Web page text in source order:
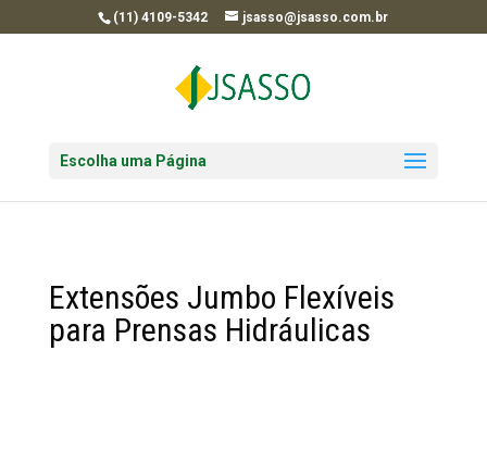
(11) 4109-5342 jsasso@jsasso.com.br
Escolha uma Página
Extensões Jumbo Flexíveis
para Prensas Hidráulicas